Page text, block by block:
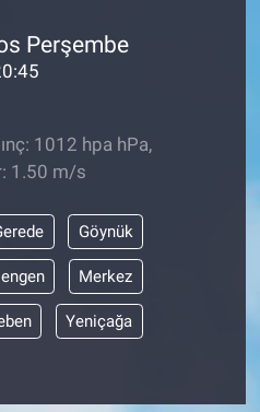
Perşembe
1012 hpa hPa,
1.50 m/s
Göynük
Merkez
Yeniçağa